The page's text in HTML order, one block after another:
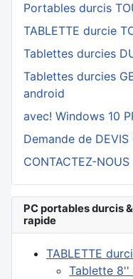
Portables durcis
TABLETTE durcie
Tablettes durcies
Tablettes durcies
android
avec! Windows 10
Demande de DEVIS
CONTACTEZ-NOUS
PC portables durcis
rapide
TABLETTE
Tablette 8''